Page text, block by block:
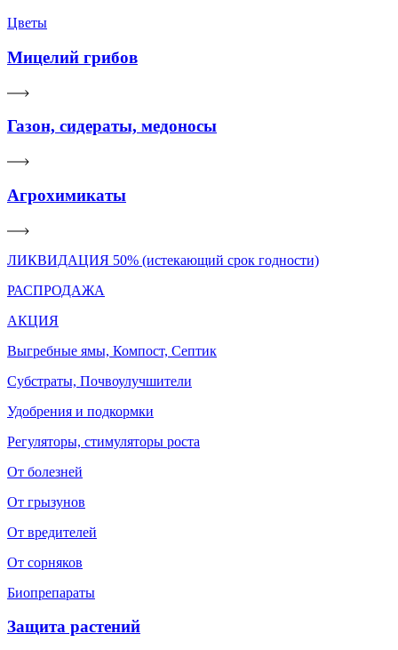
Цветы
Мицелий грибов
Газон, сидераты, медоносы
Агрохимикаты
ЛИКВИДАЦИЯ 50% (истекающий срок годности)
РАСПРОДАЖА
АКЦИЯ
Выгребные ямы, Компост, Септик
Субстраты, Почвоулучшители
Удобрения и подкормки
Регуляторы, стимуляторы роста
От болезней
От грызунов
От вредителей
От сорняков
Биопрепараты
Защита растений